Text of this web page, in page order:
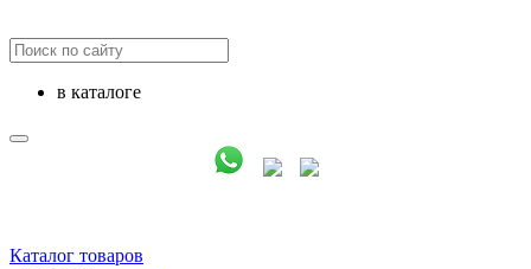
в каталоге
Каталог товаров